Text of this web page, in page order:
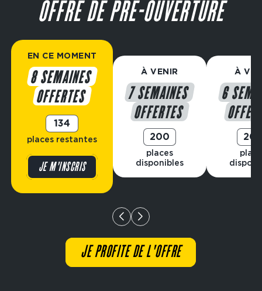
OFFRE DE PRÉ-OUVERTURE
EN CE MOMENT
8 SEMAINES
OFFERTES
134
places restantes
JE M'INSCRIS
À VENIR
7 SEMAINES
OFFERTES
200
places
disponibles
À
6
PrécédentSuivant
JE PROFITE DE L'OFFRE